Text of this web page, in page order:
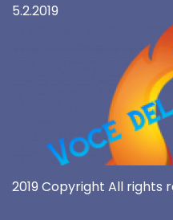
5.2.2019
2019 Copyright All rights